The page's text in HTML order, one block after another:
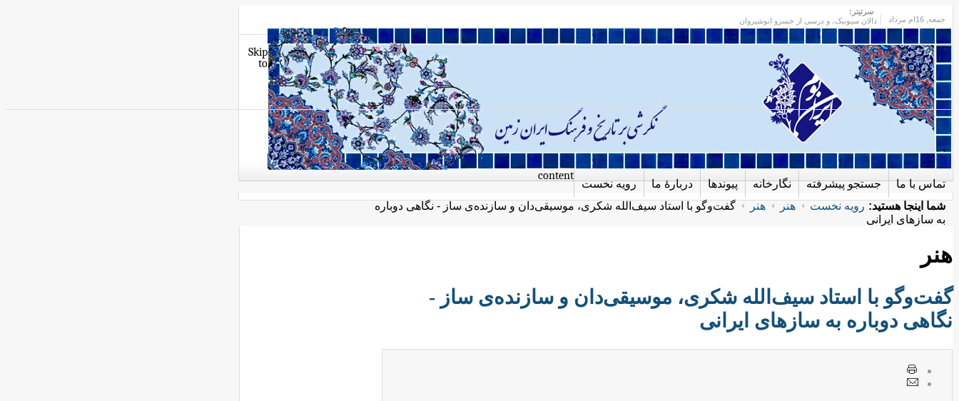
جمعه
سرتیتر:
دالان سیونیک، و درسی از خسرو انوشیروان
رویه نخست دربارهٔ ما پیوندها نگارخانه جستجو پیشرفته تماس با ما
Skip
to
content
شما اینجا هستید: رویه نخست هنر هنر
گفت‌وگو با استاد سیف‌الله شکری، موسیقی‌دان و سازنده‌ی ساز - نگاهی دوباره
به سازهای ایرانی
هنر
گفت‌وگو با استاد سیف‌الله شکری، موسیقی‌دان و سازنده‌ی ساز -
نگاهی دوباره به سازهای ایرانی